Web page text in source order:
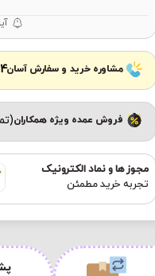
مشاوره خرید و سفارش آسان
فروش عمده ویژه همکاران
مجوز ها و نماد الکترونیک
تجربه خرید مطمئن